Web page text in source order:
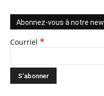
Abonnez-vous à notre
Courriel *